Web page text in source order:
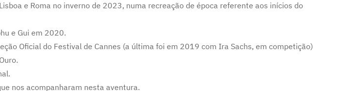
e Roma no inverno de 2023, numa recreação de época referente aos inícios do
e Gui em 2020.
Oficial do Festival de Cannes (a última foi em 2019 com Ira Sachs, em competição)
nos acompanharam nesta aventura.